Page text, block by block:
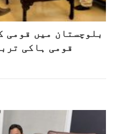
بلوچستان میں قومی
قومی ہاکی